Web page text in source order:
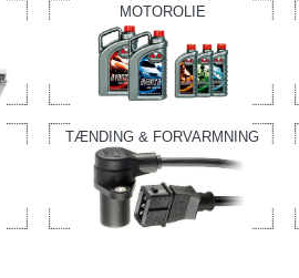
MOTOROLIE
TÆNDING & FORVARMNING